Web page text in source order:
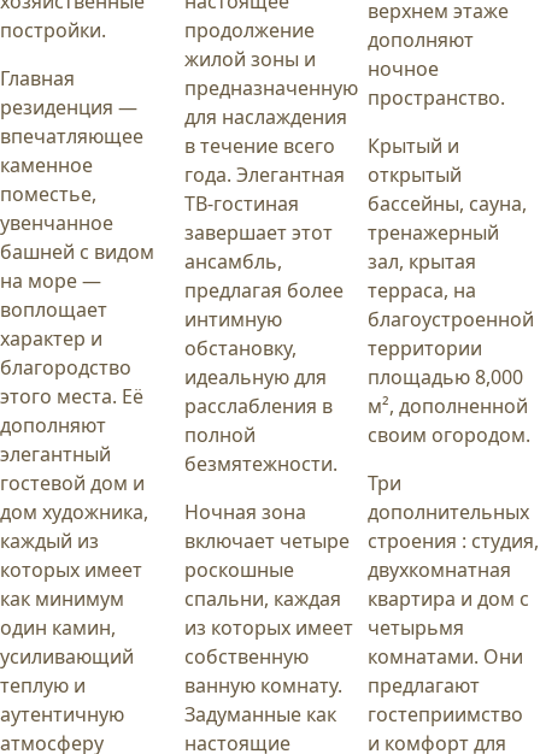
постройки.
Главная
резиденция —
впечатляющее
каменное
поместье,
увенчанное
башней с видом
на море —
воплощает
характер и
благородство
этого места. Её
дополняют
элегантный
гостевой дом и
дом художника,
каждый из
которых имеет
как минимум
один камин,
усиливающий
теплую и
аутентичную
атмосферу
продолжение
жилой зоны и
предназначенную
для наслаждения
в течение всего
года. Элегантная
ТВ-гостиная
завершает этот
ансамбль,
предлагая более
интимную
обстановку,
идеальную для
расслабления в
полной
безмятежности.
Ночная зона
включает четыре
роскошные
спальни, каждая
из которых имеет
собственную
ванную комнату.
Задуманные как
настоящие
верхнем этаже
дополняют
ночное
пространство.
Крытый и
открытый
бассейны, сауна,
тренажерный
зал, крытая
терраса, на
благоустроенной
территории
площадью 8,000
м², дополненной
своим огородом.
Три
дополнительных
строения : студия,
двухкомнатная
квартира и дом с
четырьмя
комнатами. Они
предлагают
гостеприимство
и комфорт для